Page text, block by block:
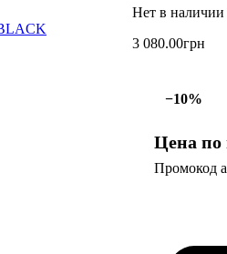
3 080.00грн
−10%
Цена по
Промокод